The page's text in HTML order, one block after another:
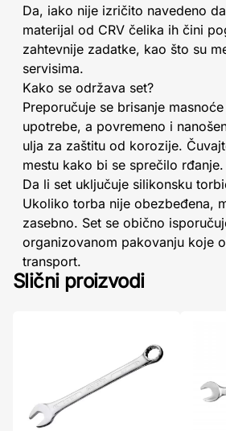
Da, iako nije izričito navedeno
materijal od CRV čelika ih čini
zahtevnije zadatke, kao što su
servisima.
Kako se održava set?
Preporučuje se brisanje
upotrebe, a povremeno i
ulja za zaštitu od korozije.
mestu kako bi se sprečilo rđanje.
Da li set uključuje silikonsku
Ukoliko torba nije obezbeđena,
zasebno. Set se obično
organizovanom pakovanju koje
transport.
Slični proizvodi